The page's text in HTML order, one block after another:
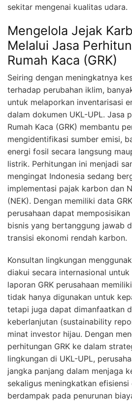
sekitar mengenai kualitas udara.
Mengelola Jejak
Melalui Jasa
Rumah Kaca (GRK)
Seiring dengan meningkatnya
terhadap perubahan iklim,
untuk melaporkan inventarisasi
dalam dokumen UKL-UPL. Jasa
Rumah Kaca (GRK) membantu
mengidentifikasi sumber emisi,
energi fosil secara langsung
listrik. Perhitungan ini menjadi
mengingat Indonesia sedang
implementasi pajak karbon dan
(NEK). Dengan memiliki data
perusahaan dapat
bisnis yang bertanggung jawab
transisi ekonomi rendah karbon.
Konsultan lingkungan
diakui secara internasional
laporan GRK perusahaan
tidak hanya digunakan untuk
tetapi juga dapat dimanfaatkan
keberlanjutan (sustainability
minat investor hijau. Dengan
perhitungan GRK ke dalam
lingkungan di UKL-UPL,
jangka panjang dalam menjaga
sekaligus meningkatkan efisiensi
berdampak pada penurunan